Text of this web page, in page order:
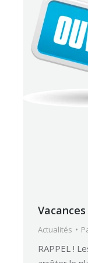
Actualités
RAPPEL !